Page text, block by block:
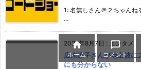
1: 名無しさん＠２ちゃん
...
2026年8月7日 : エンタメ
広末涼子さんが地上波に
にも分からない

ホーム

コメント